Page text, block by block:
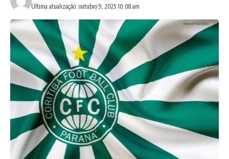
Última atualização: outubro 9, 2025 10:08 am